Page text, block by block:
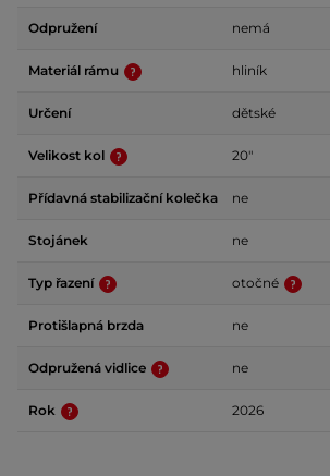
Odpružení nemá
Materiál rámu hliník
Určení dětské
Velikost kol 20"
Přídavná stabilizační kolečka ne
Stojánek ne
Typ řazení otočné
Protišlapná brzda ne
Odpružená vidlice ne
Rok 2026